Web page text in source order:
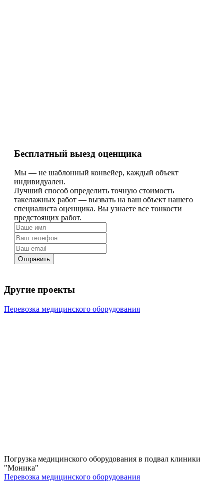
Бесплатный выезд оценщика
Мы — не шаблонный конвейер, каждый объект
индивидуален.
Лучший способ определить точную стоимость
такелажных работ — вызвать на ваш объект нашего
специалиста оценщика. Вы узнаете все тонкости
предстоящих работ.
Отправить
Другие проекты
Перевозка медицинского оборудования
Погрузка медицинского оборудования в подвал клиники
"Моника"
Перевозка медицинского оборудования